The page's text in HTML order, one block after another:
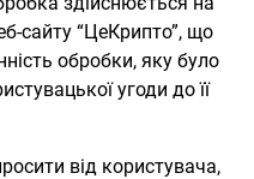
сайту “ЦеКрипто”, що
обробки, яку було
угоди до її
від користувача,